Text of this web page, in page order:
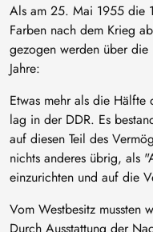
Als am 25. Mai 1955 die
Farben nach dem Krieg
gezogen werden über
Jahre:
Etwas mehr als die Hälfte
lag in der DDR. Es
auf diesen Teil des
nichts anderes übrig, als
einzurichten und auf die
Vom Westbesitz mussten
Durch Ausstattung der